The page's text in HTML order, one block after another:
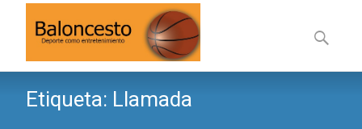
alBuscar:
Etiqueta: Llamada